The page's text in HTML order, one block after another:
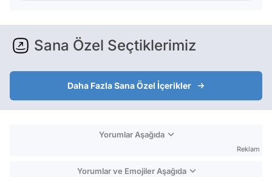
Sana Özel Seçtiklerimiz
Daha Fazla Sana Özel İçerikler
Yorumlar Aşağıda
Reklam
Yorumlar ve Emojiler Aşağıda